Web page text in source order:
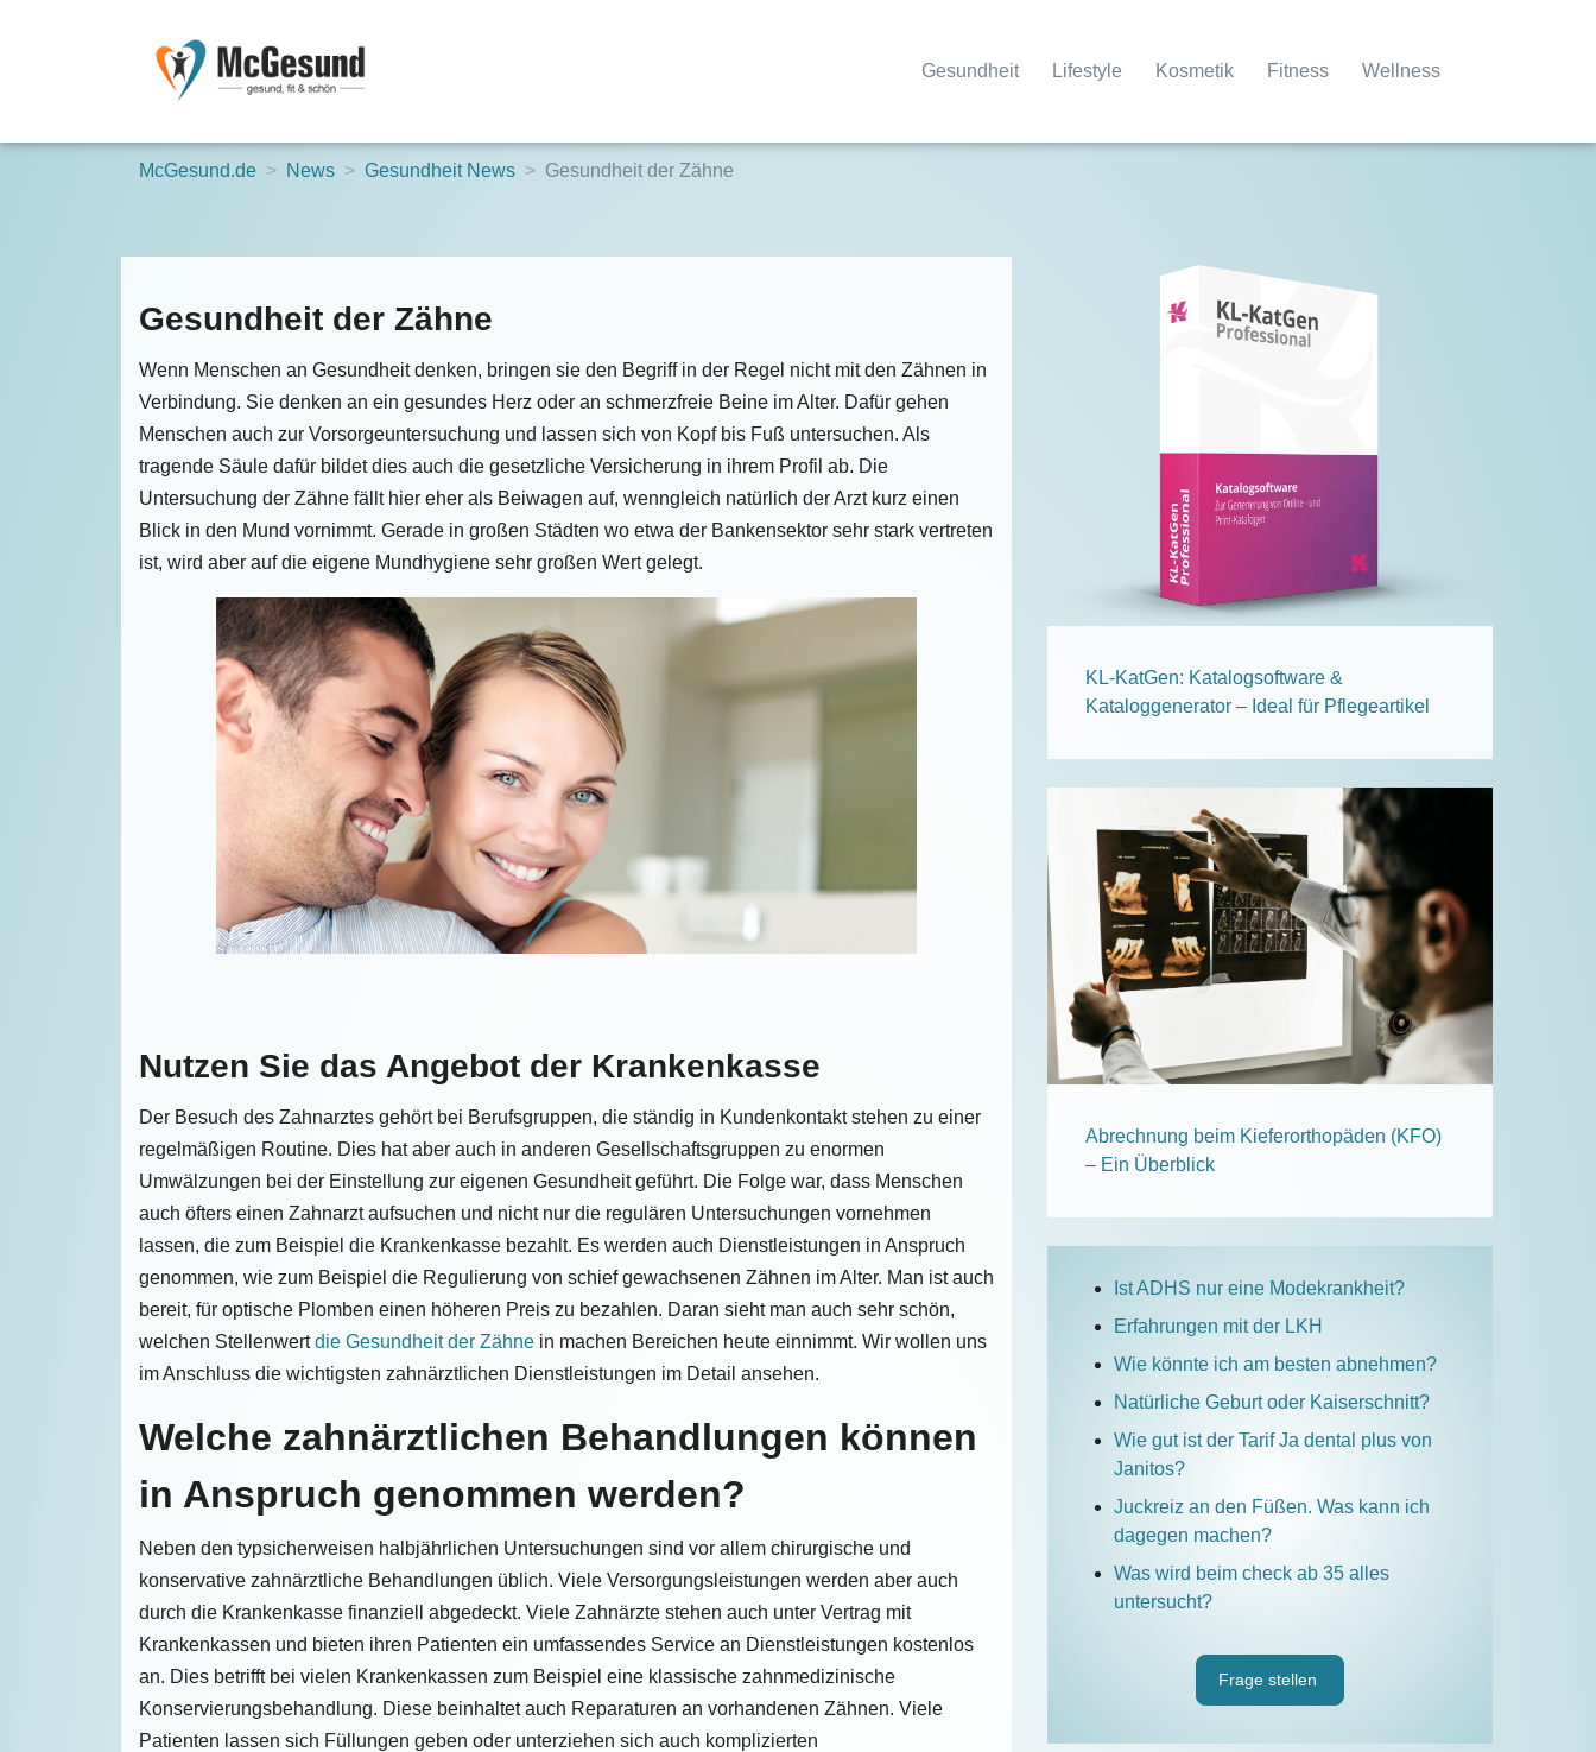
Gesundheit Lifestyle Kosmetik Fitness Wellness
McGesund.de News Gesundheit News Gesundheit der Zähne
Gesundheit der Zähne
Wenn Menschen an Gesundheit denken, bringen sie den Begriff in der Regel nicht mit den Zähnen in
Verbindung. Sie denken an ein gesundes Herz oder an schmerzfreie Beine im Alter. Dafür gehen
Menschen auch zur Vorsorgeuntersuchung und lassen sich von Kopf bis Fuß untersuchen. Als
tragende Säule dafür bildet dies auch die gesetzliche Versicherung in ihrem Profil ab. Die
Untersuchung der Zähne fällt hier eher als Beiwagen auf, wenngleich natürlich der Arzt kurz einen
Blick in den Mund vornimmt. Gerade in großen Städten wo etwa der Bankensektor sehr stark vertreten
ist, wird aber auf die eigene Mundhygiene sehr großen Wert gelegt.
Nutzen Sie das Angebot der Krankenkasse
Der Besuch des Zahnarztes gehört bei Berufsgruppen, die ständig in Kundenkontakt stehen zu einer
regelmäßigen Routine. Dies hat aber auch in anderen Gesellschaftsgruppen zu enormen
Umwälzungen bei der Einstellung zur eigenen Gesundheit geführt. Die Folge war, dass Menschen
auch öfters einen Zahnarzt aufsuchen und nicht nur die regulären Untersuchungen vornehmen
lassen, die zum Beispiel die Krankenkasse bezahlt. Es werden auch Dienstleistungen in Anspruch
genommen, wie zum Beispiel die Regulierung von schief gewachsenen Zähnen im Alter. Man ist auch
bereit, für optische Plomben einen höheren Preis zu bezahlen. Daran sieht man auch sehr schön,
welchen Stellenwertdie Gesundheit der Zähne in machen Bereichen heute einnimmt. Wir wollen uns
im Anschluss die wichtigsten zahnärztlichen Dienstleistungen im Detail ansehen.
Welche zahnärztlichen Behandlungen können
in Anspruch genommen werden?
Neben den typsicherweisen halbjährlichen Untersuchungen sind vor allem chirurgische und
konservative zahnärztliche Behandlungen üblich. Viele Versorgungsleistungen werden aber auch
durch die Krankenkasse finanziell abgedeckt. Viele Zahnärzte stehen auch unter Vertrag mit
Krankenkassen und bieten ihren Patienten ein umfassendes Service an Dienstleistungen kostenlos
an. Dies betrifft bei vielen Krankenkassen zum Beispiel eine klassische zahnmedizinische
Konservierungsbehandlung. Diese beinhaltet auch Reparaturen an vorhandenen Zähnen. Viele
Patienten lassen sich Füllungen geben oder unterziehen sich auch komplizierten
KL-KatGen: Katalogsoftware &
Kataloggenerator – Ideal für Pflegeartikel
Abrechnung beim Kieferorthopäden (KFO)
– Ein Überblick
Ist ADHS nur eine Modekrankheit?
Erfahrungen mit der LKH
Wie könnte ich am besten abnehmen?
Natürliche Geburt oder Kaiserschnitt?
Wie gut ist der Tarif Ja dental plus von
Janitos?
Juckreiz an den Füßen. Was kann ich
dagegen machen?
Was wird beim check ab 35 alles
untersucht?
Frage stellen